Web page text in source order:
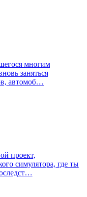
многим
заняться
автомоб…
проект,
симулятора, где ты